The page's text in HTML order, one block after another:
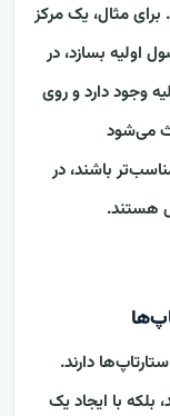
مثال، یک مرکز
بسازد، در
وجود دارد و روی
می‌شود
باشند، در
هستند.
دارند.
بلکه با ایجاد یک